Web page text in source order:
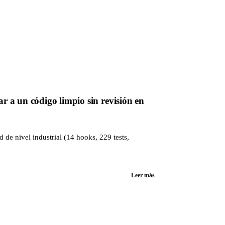
a un código limpio sin revisión en
de nivel industrial (14 hooks, 229 tests,
Leer más